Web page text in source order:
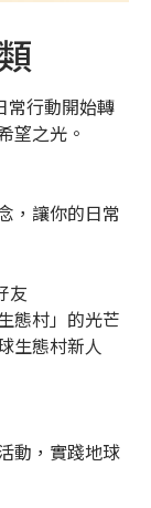
行動開始轉
望之光。
，讓你的日常
友
態村」的光芒
生態村新人
動，實踐地球